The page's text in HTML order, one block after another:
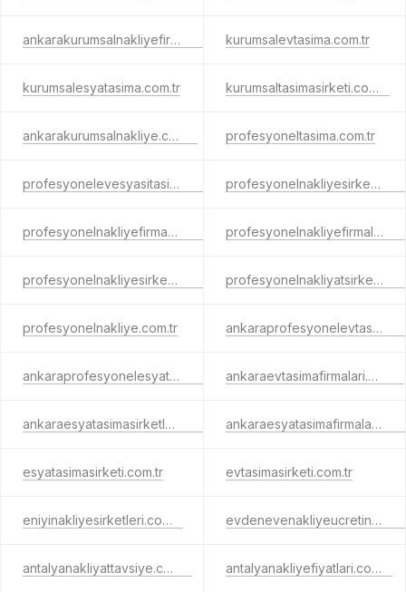
ankarakurumsalnakliyefirmalari.com.tr kurumsalevtasima.com.tr
kurumsalesyatasima.com.tr kurumsaltasimasirketi.com.tr
ankarakurumsalnakliye.com.tr profesyoneltasima.com.tr
profesyonelevesyasitasima.com.tr profesyonelnakliyesirketi.com.tr
profesyonelnakliyefirmasi.com.tr profesyonelnakliyefirmalari.com.tr
profesyonelnakliyesirketleri.com.tr profesyonelnakliyatsirketleri.com.tr
profesyonelnakliye.com.tr ankaraprofesyonelevtasima.com.tr
ankaraprofesyonelesyatasima.com.tr ankaraevtasimafirmalari.com.tr
ankaraesyatasimasirketleri.com.tr ankaraesyatasimafirmalari.com.tr
esyatasimasirketi.com.tr evtasimasirketi.com.tr
eniyinakliyesirketleri.com.tr evdenevenakliyeucretinekadar.com.tr
antalyanakliyattavsiye.com.tr antalyanakliyefiyatlari.com.tr